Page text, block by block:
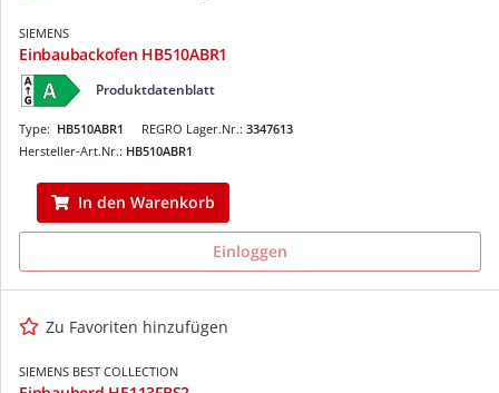
SIEMENS
Einbaubackofen HB510ABR1
Produktdatenblatt
REGRO Lager.Nr.: 3347613
Type: HB510ABR1
Hersteller-Art.Nr.: HB510ABR1
In den Warenkorb
Einloggen
Zu Favoriten hinzufügen
SIEMENS BEST COLLECTION